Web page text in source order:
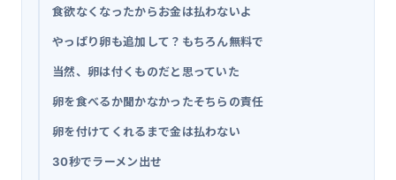
食欲なくなったからお金は払わないよ
やっぱり卵も追加して？もちろん無料で
当然、卵は付くものだと思っていた
卵を食べるか聞かなかったそちらの責任
卵を付けてくれるまで金は払わない
30秒でラーメン出せ